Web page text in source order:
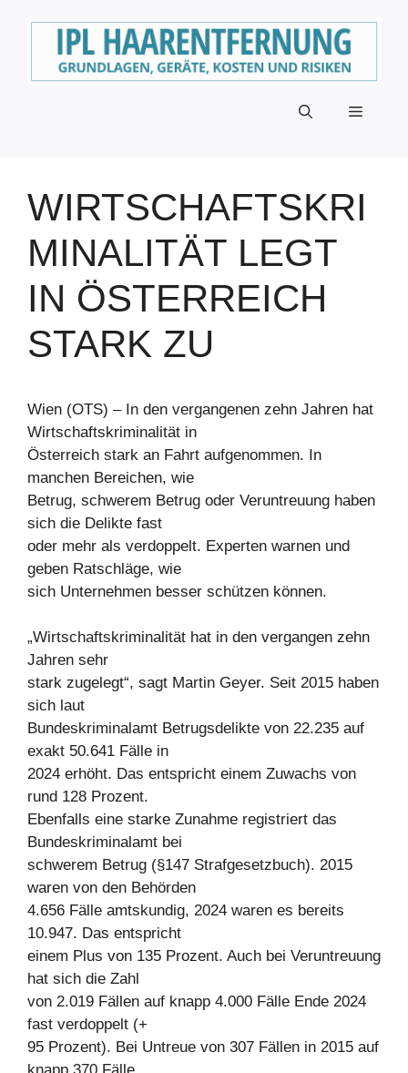
Menü
WIRTSCHAFTSKRI
MINALITÄT LEGT
IN ÖSTERREICH
STARK ZU
Wien (OTS) – In den vergangenen zehn Jahren hat
Wirtschaftskriminalität in
Österreich stark an Fahrt aufgenommen. In
manchen Bereichen, wie
Betrug, schwerem Betrug oder Veruntreuung haben
sich die Delikte fast
oder mehr als verdoppelt. Experten warnen und
geben Ratschläge, wie
sich Unternehmen besser schützen können.
„Wirtschaftskriminalität hat in den vergangen zehn
Jahren sehr
stark zugelegt“, sagt Martin Geyer. Seit 2015 haben
sich laut
Bundeskriminalamt Betrugsdelikte von 22.235 auf
exakt 50.641 Fälle in
2024 erhöht. Das entspricht einem Zuwachs von
rund 128 Prozent.
Ebenfalls eine starke Zunahme registriert das
Bundeskriminalamt bei
schwerem Betrug (§147 Strafgesetzbuch). 2015
waren von den Behörden
4.656 Fälle amtskundig, 2024 waren es bereits
10.947. Das entspricht
einem Plus von 135 Prozent. Auch bei Veruntreuung
hat sich die Zahl
von 2.019 Fällen auf knapp 4.000 Fälle Ende 2024
fast verdoppelt (+
95 Prozent). Bei Untreue von 307 Fällen in 2015 auf